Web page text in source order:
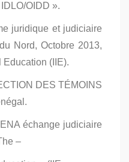
OIDD ».
juridique et judiciaire
Nord, Octobre 2013,
Education (IIE).
DES TÉMOINS
échange judiciaire
–